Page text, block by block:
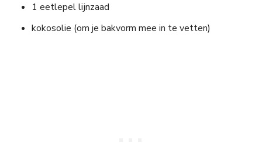
1 eetlepel lijnzaad
kokosolie (om je bakvorm mee in te vetten)